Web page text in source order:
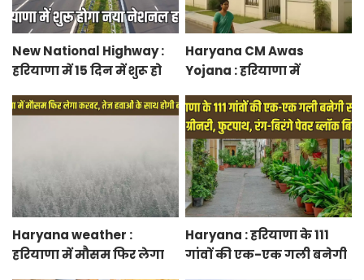
New National Highway :
हरियाणा में 15 दिन में शुरू हो
केएमपी से होगी सीधी
Haryana CM Awas
Yojana : हरियाणा में
के तहत फ्लैट बुकिंग शुरू,
फटाफट करें बुकिंग
Haryana weather :
हरियाणा में मौसम फिर लेगा
Haryana : हरियाणा के 111
गांवों की एक-एक गली बनेगी